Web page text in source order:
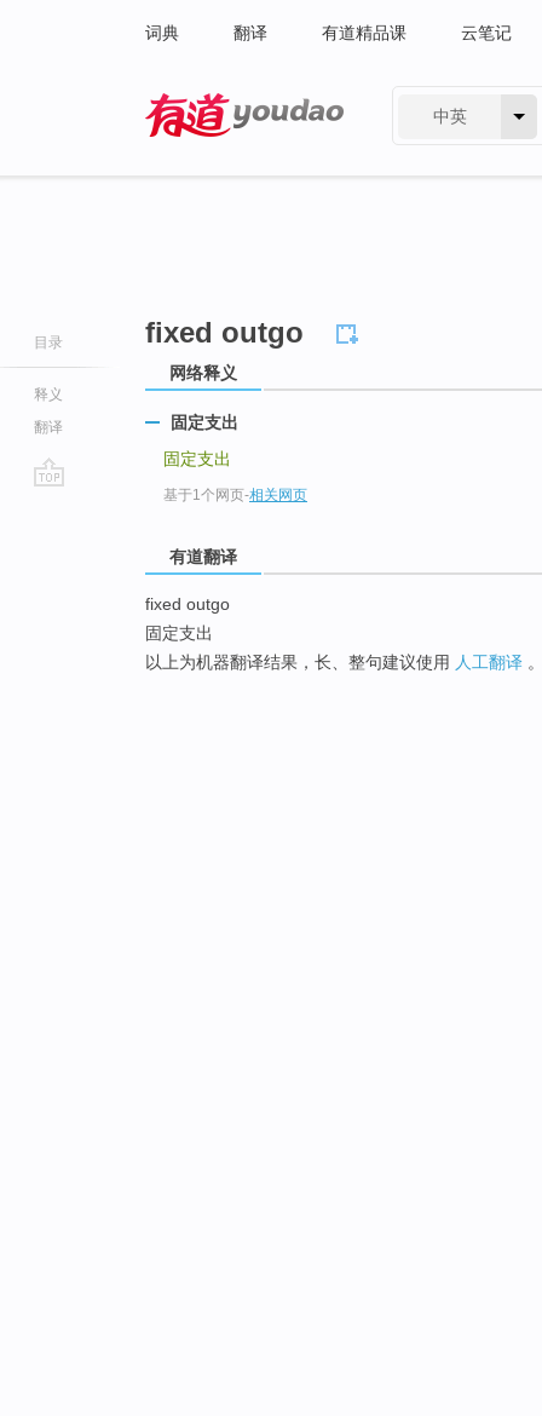
词典 翻译 有道精品课 云笔记
中英
目录
释义
翻译
fixed outgo
网络释义
固定支出
固定支出
基于1个网页-相关网页
有道翻译
fixed outgo
固定支出
以上为机器翻译结果，长、整句建议使用 人工翻译